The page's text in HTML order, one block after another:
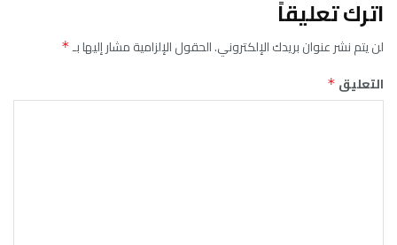
اترك تعليقاً
لن يتم نشر عنوان بريدك الإلكتروني.الحقول الإلزامية مشار إليها بـ*
التعليق *